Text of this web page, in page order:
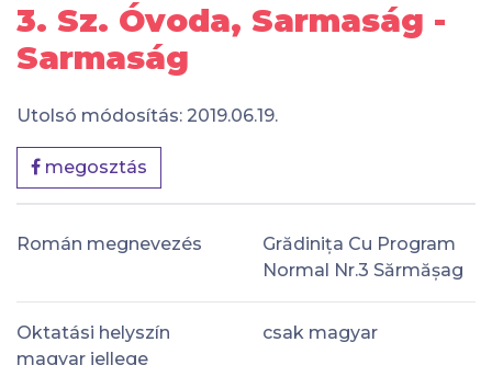
3. Sz. Óvoda, Sarmaság -
Sarmaság
Utolsó módosítás: 2019.06.19.
megosztás
Román megnevezés
Grădinița Cu Program
Normal Nr.3 Sărmășag
Oktatási helyszín
magyar jellege
csak magyar